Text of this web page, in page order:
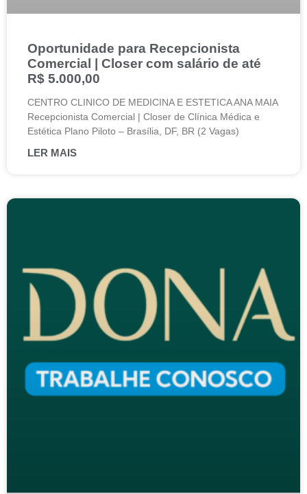
Oportunidade para Recepcionista
Comercial | Closer com salário de até
R$ 5.000,00
CENTRO CLINICO DE MEDICINA E ESTETICA ANA MAIA
Recepcionista Comercial | Closer de Clínica Médica e
Estética Plano Piloto – Brasília, DF, BR (2 Vagas)
LER MAIS